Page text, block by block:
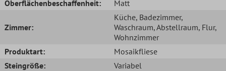
Oberflächenbeschaffenheit: Matt
Zimmer:
Küche, Badezimmer,
Waschraum, Abstellraum, Flur,
Wohnzimmer
Produktart:
Mosaikfliese
Steingröße:
Variabel